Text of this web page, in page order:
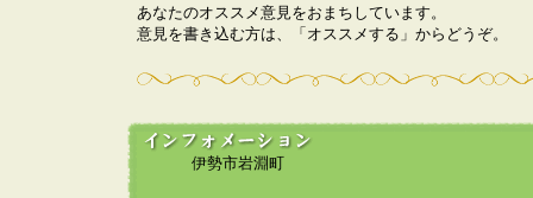
あなたのオススメ意見をおまちしています。
意見を書き込む方は、「オススメする」からどうぞ。
伊勢市岩淵町